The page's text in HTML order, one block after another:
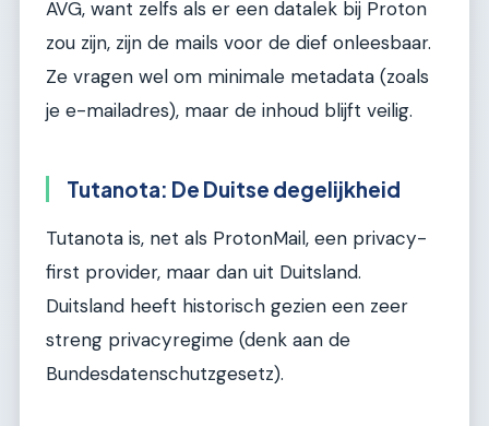
AVG, want zelfs als er een datalek bij Proton
zou zijn, zijn de mails voor de dief onleesbaar.
Ze vragen wel om minimale metadata (zoals
je e-mailadres), maar de inhoud blijft veilig.
Tutanota: De Duitse degelijkheid
Tutanota is, net als ProtonMail, een privacy-
first provider, maar dan uit Duitsland.
Duitsland heeft historisch gezien een zeer
streng privacyregime (denk aan de
Bundesdatenschutzgesetz).